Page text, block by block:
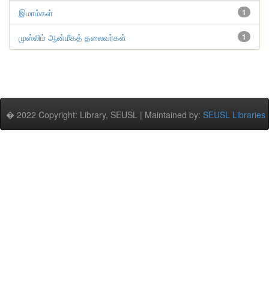
1
இமாம்கள்
1
முஸ்லிம் ஆன்மீகத் தலைவர்கள்
� 2022 Copyright: Library, SEUSL | Maintained by: SEUSL Libraries